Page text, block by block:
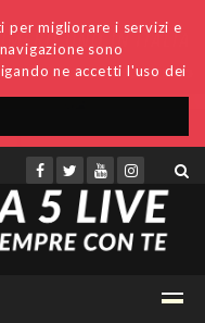
per migliorare i servizi e
sono
ne accetti l'uso dei
Redazione